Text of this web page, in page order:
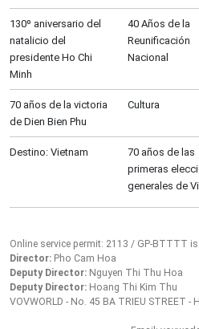
130º aniversario del
natalicio del
presidente Ho Chi
Minh
40 Años de la
Reunificación
Nacional
70 años de la victoria
de Dien Bien Phu
Cultura
Destino: Vietnam
70 años de las
primeras
generales de
Online service permit: 2113 / GP-BTTTT
Director: Pho Cam Hoa
Deputy Director: Nguyen Thi Thu Hoa
Deputy Director: Hoang Thi Kim Thu
VOVWORLD - No. 45 BA TRIEU STREET -